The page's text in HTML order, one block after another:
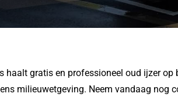
haalt gratis en professioneel oud ijzer
milieuwetgeving. Neem vandaag nog